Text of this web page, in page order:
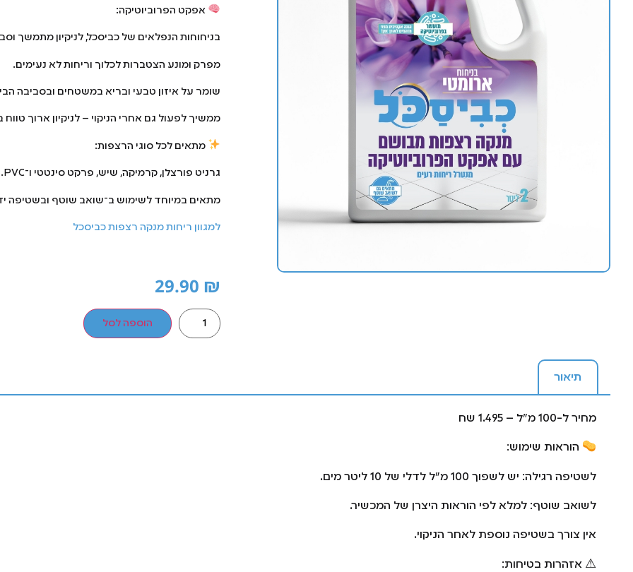
אפקט הפרוביוטיקה:
בניחוחות הנפלאים של כביסכל, לניקיון מתמשך
מפרק ומונע הצטברות לכלוך וריחות לא נעימים.
שומר על איזון טבעי ובריא במשטחים ובסביבה
ממשיך לפעול גם אחרי הניקוי – לניקיון ארוך
מתאים לכל סוגי הרצפות:
גרניט פורצלן, קרמיקה, שיש, פרקט סינטטי ו־PVC.
מתאים במיוחד לשימוש ב־שואב שוטף ובשטיפה
למגוון ריחות מנקה רצפות כביסכל
29.90 ₪
הוספה לסל
תיאור
מחיר ל-100 מ"ל – 1.495 שח
הוראות שימוש:
לשטיפה רגילה: יש לשפוך 100 מ"ל לדלי של 10 ליטר מים.
לשואב שוטף: למלא לפי הוראות היצרן של המכשיר.
אין צורך בשטיפה נוספת לאחר הניקוי.
⚠ אזהרות בטיחות: